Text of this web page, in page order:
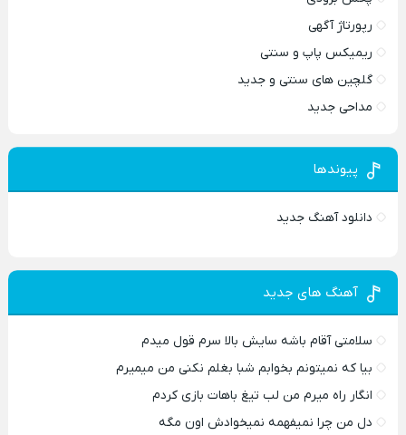
رپورتاژ آگهی
ریمیکس پاپ و سنتی
گلچین های سنتی و جدید
مداحی جدید
پیوندها
دانلود آهنگ جدید
آهنگ های جدید
سلامتی آقام باشه سایش بالا سرم قول میدم
بیا که نمیتونم بخوابم شبا بغلم نکنی من میمیرم
انگار راه میرم من لب تیغ باهات بازی کردم
دل من چرا نمیفهمه نمیخوادش اون مگه